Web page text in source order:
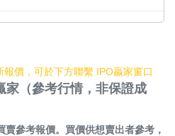
報價，可於下方聯繫 IPO贏家窗口
家（參考行情，非保證成
賣參考報價。買價供想賣出者參考，